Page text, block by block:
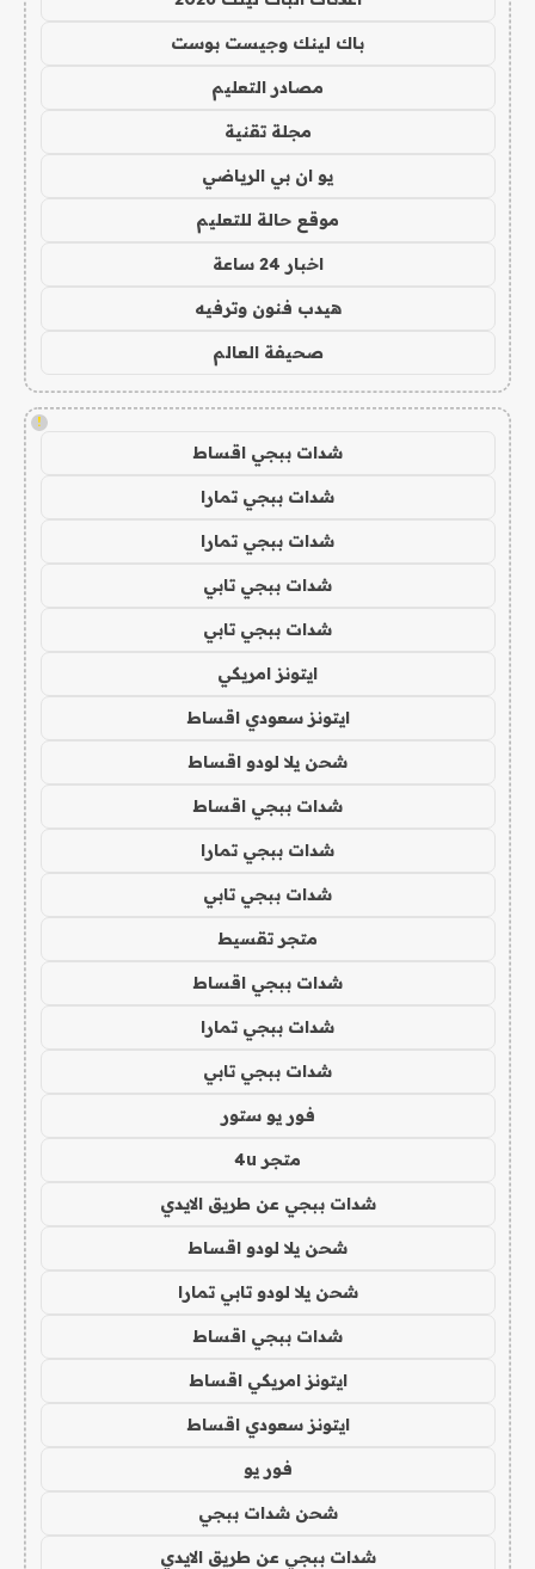
باك لينك وجيست بوست
مصادر التعليم
مجلة تقنية
يو ان بي الرياضي
موقع حالة للتعليم
اخبار 24 ساعة
هيدب فنون وترفيه
صحيفة العالم
!
شدات ببجي اقساط
شدات ببجي تمارا
شدات ببجي تمارا
شدات ببجي تابي
شدات ببجي تابي
ايتونز امريكي
ايتونز سعودي اقساط
شحن يلا لودو اقساط
شدات ببجي اقساط
شدات ببجي تمارا
شدات ببجي تابي
متجر تقسيط
شدات ببجي اقساط
شدات ببجي تمارا
شدات ببجي تابي
فور يو ستور
متجر 4u
شدات ببجي عن طريق الايدي
شحن يلا لودو اقساط
شحن يلا لودو تابي تمارا
شدات ببجي اقساط
ايتونز امريكي اقساط
ايتونز سعودي اقساط
فور يو
شحن شدات ببجي
شدات ببجي عن طريق الايدي